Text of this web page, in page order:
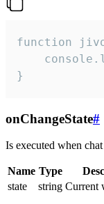
function
}
onChangeState#
Is executed when
Name Type
state
string Current